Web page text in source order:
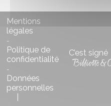
Mentions
légales
-
Politique de
confidentialité
-
Données
personnelles
C’est signé